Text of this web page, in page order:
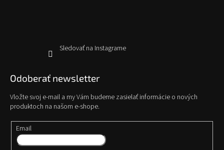
Sledovať na Instagrame
Odoberať newsletter
Vložte svoj e-mail a my Vám budeme zasielať informácie o nových
produktoch na našom e-shope.
Email